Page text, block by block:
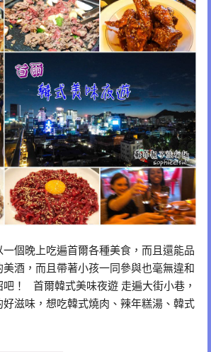
個晚上吃遍首爾各種美食，而且還能品
酒，而且帶著小孩一同參與也毫無違和
吧！ 首爾韓式美味夜遊 走遍大街小巷，
滋味，想吃韓式燒肉、辣年糕湯、韓式